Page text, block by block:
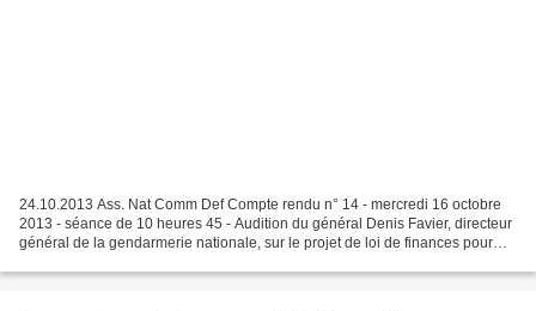
24.10.2013 Ass. Nat Comm Def Compte rendu n° 14 - mercredi 16 octobre
2013 - séance de 10 heures 45 - Audition du général Denis Favier, directeur
général de la gendarmerie nationale, sur le projet de loi de finances pour